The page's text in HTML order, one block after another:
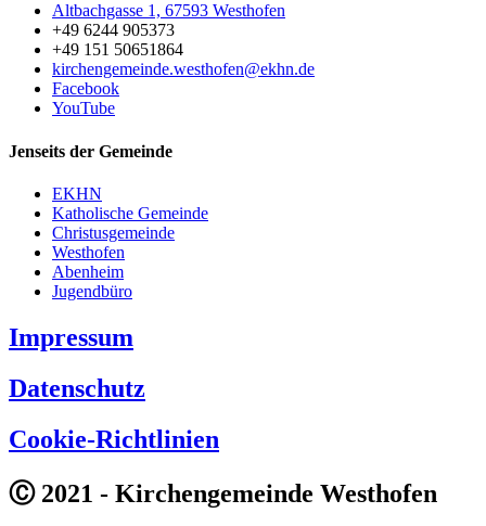
Altbachgasse 1, 67593 Westhofen
+49 6244 905373
+49 151 50651864
kirchengemeinde.westhofen@ekhn.de
Facebook
YouTube
Jenseits der Gemeinde
EKHN
Katholische Gemeinde
Christusgemeinde
Westhofen
Abenheim
Jugendbüro
Impressum
Datenschutz
Cookie-Richtlinien
Ⓒ 2021 - Kirchengemeinde Westhofen